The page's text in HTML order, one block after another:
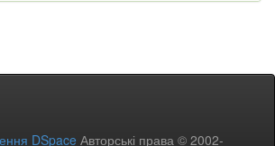
DSpace Авторські права © 2002-